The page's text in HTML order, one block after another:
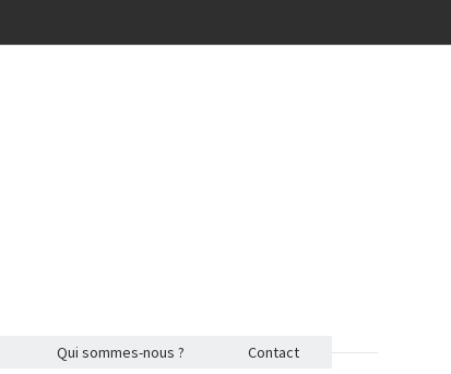
Qui sommes-nous ? Contact